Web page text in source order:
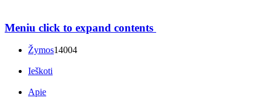
Meniu click to expand contents
Žymos14004
Ieškoti
Apie